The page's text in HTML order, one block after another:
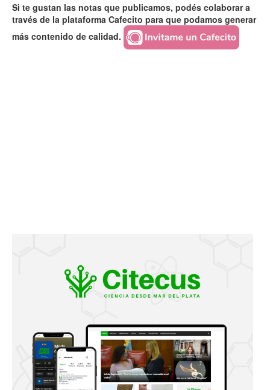
Si te gustan las notas que publicamos, podés colaborar a
través de la plataforma Cafecito para que podamos generar
más contenido de calidad.